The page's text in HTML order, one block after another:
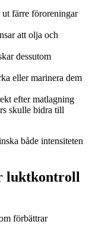
färre föroreningar
att olja och
dessutom
eller marinera dem
efter matlagning
skulle bidra till
både intensiteten
luktkontroll
förbättrar